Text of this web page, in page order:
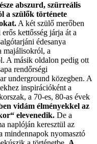
abszurd, szürreális
a szülők története
A két szülő merőben
kettősség járja át a
édesanya
majálisokról, a
A másik oldalon pedig ott
rendőrségi
underground közegben. A
inspirációként a
a 70-es, 80-as évek
vidám élményekkel az
elevenedik. De a
naplóján keresztül az
mindennapok nyomasztó